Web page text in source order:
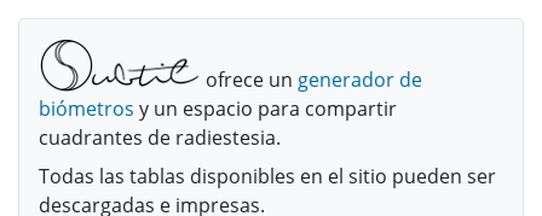
ofrece un generador de
biómetros y un espacio para compartir
cuadrantes de radiestesia.
Todas las tablas disponibles en el sitio pueden ser
descargadas e impresas.